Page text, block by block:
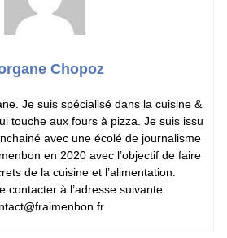
Chopoz
Je suis spécialisé dans la cuisine &
touche aux fours à pizza. Je suis issu
avec une écolé de journalisme
en 2020 avec l’objectif de faire
de la cuisine et l’alimentation.
contacter à l’adresse suivante :